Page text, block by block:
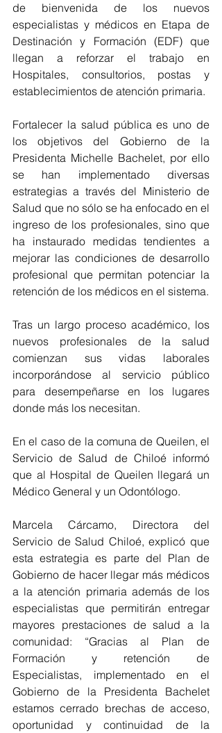
de bienvenida de los nuevos
especialistas y médicos en Etapa de
Destinación y Formación (EDF) que
llegan a reforzar el trabajo en
Hospitales, consultorios, postas y
establecimientos de atención primaria.
Fortalecer la salud pública es uno de
los objetivos del Gobierno de la
Presidenta Michelle Bachelet, por ello
se han implementado diversas
estrategias a través del Ministerio de
Salud que no sólo se ha enfocado en el
ingreso de los profesionales, sino que
ha instaurado medidas tendientes a
mejorar las condiciones de desarrollo
profesional que permitan potenciar la
retención de los médicos en el sistema.
Tras un largo proceso académico, los
nuevos profesionales de la salud
comienzan sus vidas laborales
incorporándose al servicio público
para desempeñarse en los lugares
donde más los necesitan.
En el caso de la comuna de Queilen, el
Servicio de Salud de Chiloé informó
que al Hospital de Queilen llegará un
Médico General y un Odontólogo.
Marcela Cárcamo, Directora del
Servicio de Salud Chiloé, explicó que
esta estrategia es parte del Plan de
Gobierno de hacer llegar más médicos
a la atención primaria además de los
especialistas que permitirán entregar
mayores prestaciones de salud a la
comunidad: “Gracias al Plan de
Formación y retención de
Especialistas, implementado en el
Gobierno de la Presidenta Bachelet
estamos cerrado brechas de acceso,
oportunidad y continuidad de la